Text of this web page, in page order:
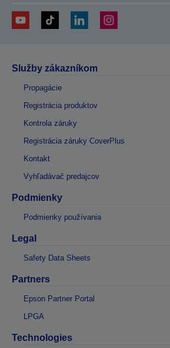
Služby zákazníkom
Propagácie
Registrácia produktov
Kontrola záruky
Registrácia záruky CoverPlus
Kontakt
Vyhľadávač predajcov
Podmienky
Podmienky používania
Legal
Safety Data Sheets
Partners
Epson Partner Portal
LPGA
Technologies